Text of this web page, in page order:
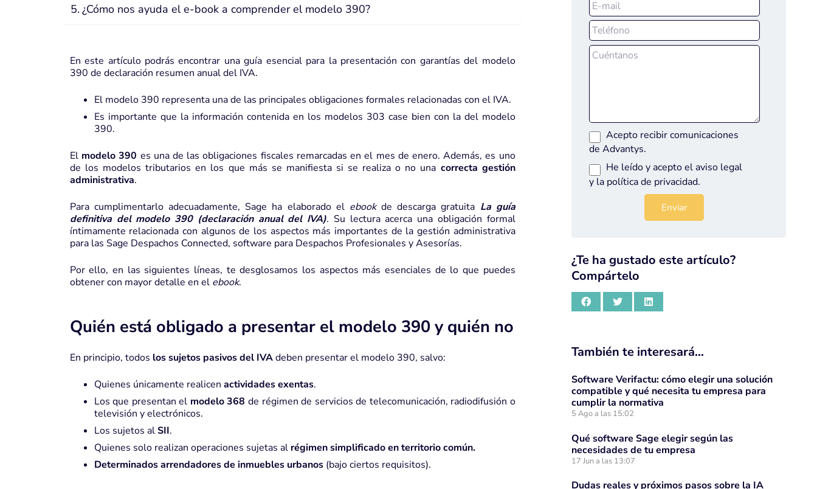
¿Cómo nos ayuda el e-book a comprender el modelo 390?
En este artículo podrás encontrar una guía esencial para la presentación con garantías del modelo
390 de declaración resumen anual del IVA.
El modelo 390 representa una de las principales obligaciones formales relacionadas con el IVA.
Es importante que la información contenida en los modelos 303 case bien con la del modelo
390.
El modelo 390 es una de las obligaciones fiscales remarcadas en el mes de enero. Además, es uno
de los modelos tributarios en los que más se manifiesta si se realiza o no una correcta gestión
administrativa.
Para cumplimentarlo adecuadamente, Sage ha elaborado el ebookde descarga gratuita La guía
definitiva del modelo 390 (declaración anual del IVA). Su lectura acerca una obligación formal
íntimamente relacionada con algunos de los aspectos más importantes de la gestión administrativa
para las Sage Despachos Connected, software para Despachos Profesionales y Asesorías.
Por ello, en las siguientes líneas, te desglosamos los aspectos más esenciales de lo que puedes
obtener con mayor detalle en el ebook.
Quién está obligado a presentar el modelo 390 y quién no
En principio, todos los sujetos pasivos del IVAdeben presentar el modelo 390, salvo:
Quienes únicamente realicen actividades exentas.
Los que presentan el modelo 368 de régimen de servicios de telecomunicación, radiodifusión o
televisión y electrónicos.
Los sujetos alSII.
Quienes solo realizan operaciones sujetas al régimen simplificado en territorio común.
Determinados arrendadores de inmuebles urbanos (bajo ciertos requisitos).
Acepto recibir comunicaciones
de Advantys.
He leído y acepto el aviso legal
y la política de privacidad.
¿Te ha gustado este artículo?
Compártelo
También te interesará…
Software Verifactu: cómo elegir una solución
compatible y qué necesita tu empresa para
cumplir la normativa
5 Ago a las 15:02
Qué software Sage elegir según las
necesidades de tu empresa
17 Jun a las 13:07
Dudas reales y próximos pasos sobre la IA